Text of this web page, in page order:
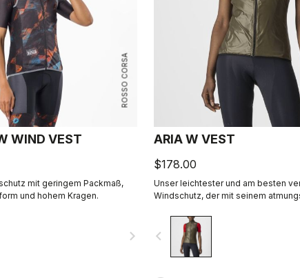
ROSSO CORSA
WIND VEST
mit geringem Packmaß,
und hohem Kragen.
navigate_next
ARIA W VEST
$178.00
Unser leichtester und am besten
Windschutz, der mit seinem
die Weste den Fahrtwind effektiv
Überhitzung droht.
navigate_before